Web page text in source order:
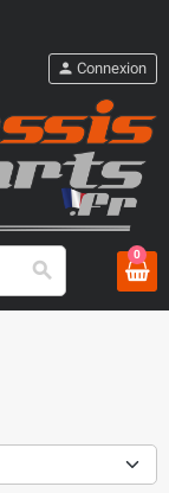
search
person Connexion
0